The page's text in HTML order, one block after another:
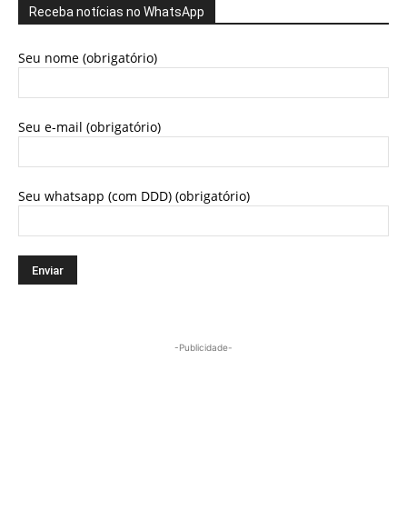
Receba notícias no WhatsApp
Seu nome (obrigatório)
Seu e-mail (obrigatório)
Seu whatsapp (com DDD) (obrigatório)
-Publicidade-